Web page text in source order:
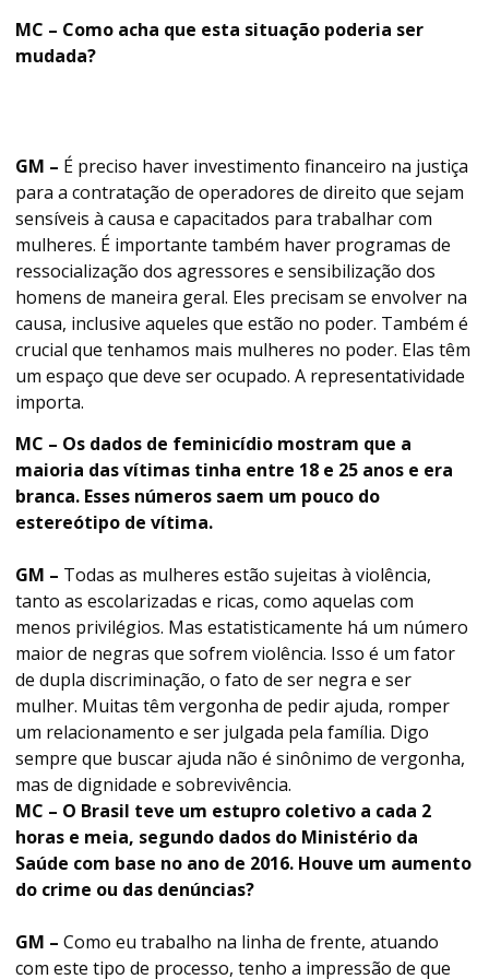
MC – Como acha que esta situação poderia ser
mudada?
GM – É preciso haver investimento financeiro na justiça
para a contratação de operadores de direito que sejam
sensíveis à causa e capacitados para trabalhar com
mulheres. É importante também haver programas de
ressocialização dos agressores e sensibilização dos
homens de maneira geral. Eles precisam se envolver na
causa, inclusive aqueles que estão no poder. Também é
crucial que tenhamos mais mulheres no poder. Elas têm
um espaço que deve ser ocupado. A representatividade
importa.
MC – Os dados de feminicídio mostram que a
maioria das vítimas tinha entre 18 e 25 anos e era
branca. Esses números saem um pouco do
estereótipo de vítima.
GM – Todas as mulheres estão sujeitas à violência,
tanto as escolarizadas e ricas, como aquelas com
menos privilégios. Mas estatisticamente há um número
maior de negras que sofrem violência. Isso é um fator
de dupla discriminação, o fato de ser negra e ser
mulher. Muitas têm vergonha de pedir ajuda, romper
um relacionamento e ser julgada pela família. Digo
sempre que buscar ajuda não é sinônimo de vergonha,
mas de dignidade e sobrevivência.
MC – O Brasil teve um estupro coletivo a cada 2
horas e meia, segundo dados do Ministério da
Saúde com base no ano de 2016. Houve um aumento
do crime ou das denúncias?
GM – Como eu trabalho na linha de frente, atuando
com este tipo de processo, tenho a impressão de que